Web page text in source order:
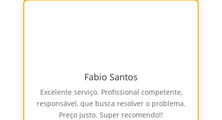
Fabio Santos
Excelente serviço. Profissional competente,
responsável, que busca resolver o problema.
Preço justo. Super recomendo!!